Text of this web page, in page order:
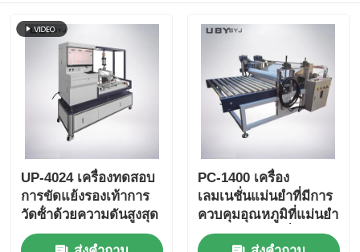
UP-4024 เครื่องทดสอบ
การขัดแย้งรองเท้าการ
วัดซ้ําด้วยความดันสูงสุด
1000N และความเร็วการ
PC-1400 เครื่อง
เลมเนชั่นแม่นยําที่มีการ
ควบคุมอุณหภูมิที่แม่นยํา
และความกว้างที่สามารถ